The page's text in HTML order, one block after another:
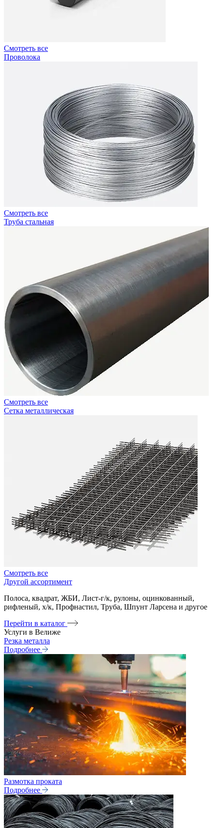
Смотреть все
Проволока
Смотреть все
Труба стальная
Смотреть все
Сетка металлическая
Смотреть все
Другой ассортимент
Полоса, квадрат, ЖБИ, Лист-г/к, рулоны, оцинкованный,
рифленый, х/к, Профнастил, Труба, Шпунт Ларсена и другое
Перейти в каталог
Услуги в Велиже
Резка металла
Подробнее
Размотка проката
Подробнее